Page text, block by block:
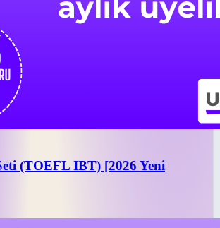
(TOEFL IBT) [2026 Yeni